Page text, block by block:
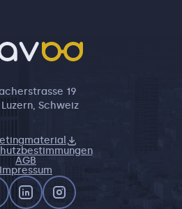
19
Schweiz
AGB
Impressum